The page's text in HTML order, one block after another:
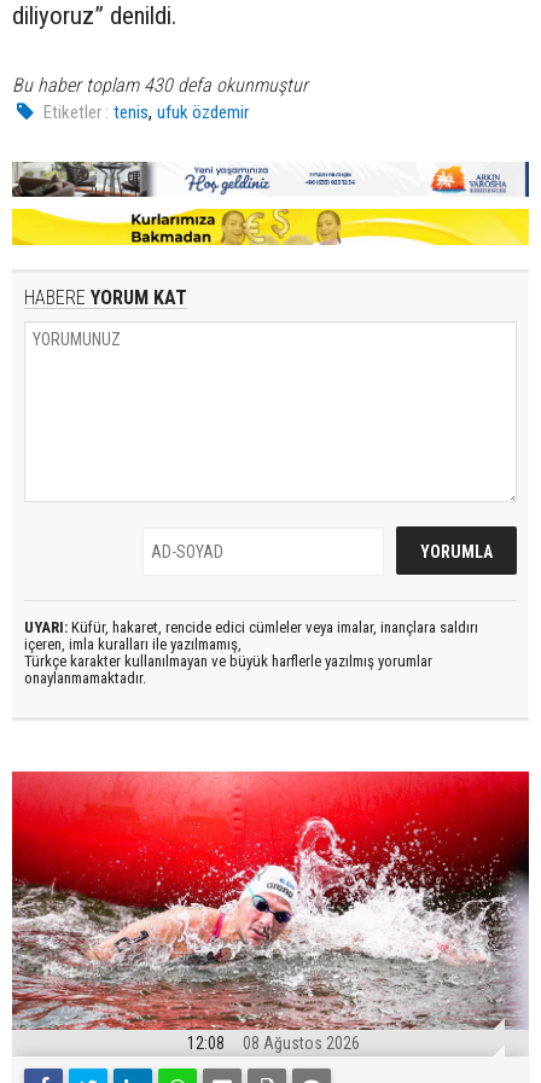
diliyoruz” denildi.
Bu haber toplam 430 defa okunmuştur
Etiketler : tenis,ufuk özdemir
HABERE YORUM KAT
UYARI: Küfür, hakaret, rencide edici cümleler veya imalar, inançlara saldırı
içeren, imla kuralları ile yazılmamış,
Türkçe karakter kullanılmayan ve büyük harflerle yazılmış yorumlar
onaylanmamaktadır.
12:08 08 Ağustos 2026